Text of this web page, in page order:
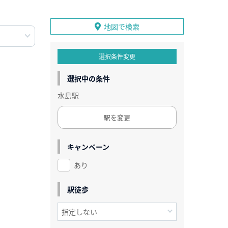
地図で検索
選択条件変更
選択中の条件
水島駅
駅を変更
キャンペーン
あり
駅徒歩